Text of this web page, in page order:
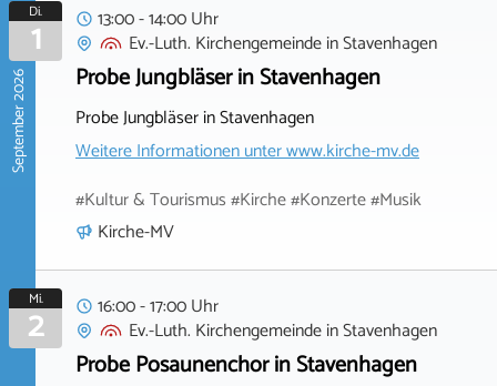
September 2026
Di.
1
13:00 - 14:00 Uhr
Ev.-Luth. KirchengemeindeinStavenhagen
Probe Jungbläser in Stavenhagen
Probe Jungbläser in Stavenhagen
Weitere Informationen unterwww.kirche-mv.de
#Kultur & Tourismus #Kirche #Konzerte #Musik
Kirche-MV
Mi.
2
16:00 - 17:00 Uhr
Ev.-Luth. KirchengemeindeinStavenhagen
Probe Posaunenchor in Stavenhagen